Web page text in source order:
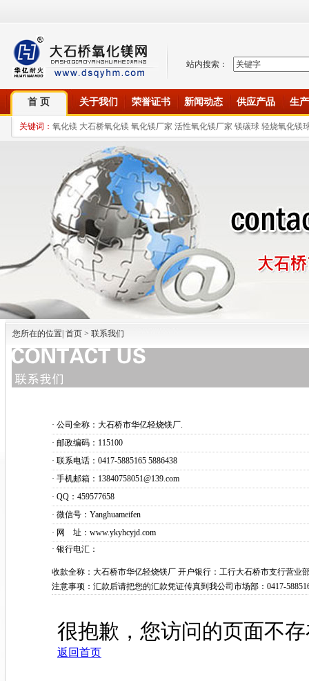
站内搜索：
首 页 关于我们 荣誉证书 新闻动态 供应产品 生
关键词： 氧化镁 大石桥氧化镁 氧化镁厂家 活性氧化镁厂家 镁碳球 轻烧氧化
您所在的位置| 首页 > 联系我们
· 公司全称：大石桥市华亿轻烧镁厂.
· 邮政编码：115100
· 联系电话：0417-5885165 5886438
· 手机邮箱：13840758051@139.com
· QQ：459577658
· 微信号：Yanghuameifen
· 网 址：www.ykyhcyjd.com
· 银行电汇：
收款全称：大石桥市华亿轻烧镁厂 开户银行：工行大石桥市支行营业
注意事项：汇款后请把您的汇款凭证传真到我公司市场部：0417-